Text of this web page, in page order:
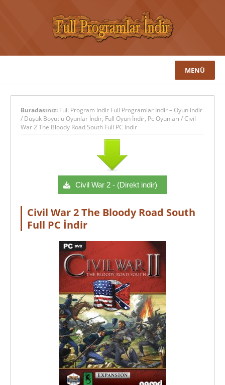
MENÜ
Buradasınız: Full Program İndir Full Programlar İndir – Oyun indir
/ Düşük Boyutlu Oyunlar İndir, Full Oyun İndir, Pc Oyunları /Civil
War 2 The Bloody Road South Full PC İndir
Civil War 2 - (Direkt indir)
Civil War 2 The Bloody Road South
Full PC İndir